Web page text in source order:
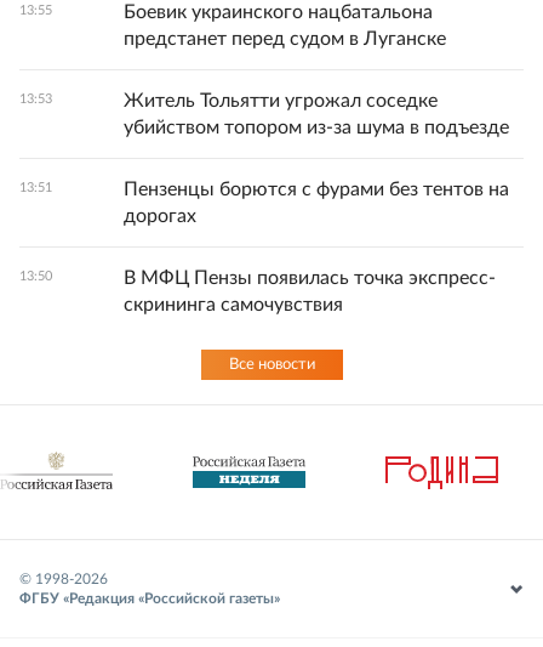
13:55
Боевик украинского нацбатальона
предстанет перед судом в Луганске
13:53
Житель Тольятти угрожал соседке
убийством топором из-за шума в подъезде
13:51
Пензенцы борются с фурами без тентов на
дорогах
13:50
В МФЦ Пензы появилась точка экспресс-
скрининга самочувствия
Все новости
© 1998-2026
ФГБУ «Редакция «Российской газеты»